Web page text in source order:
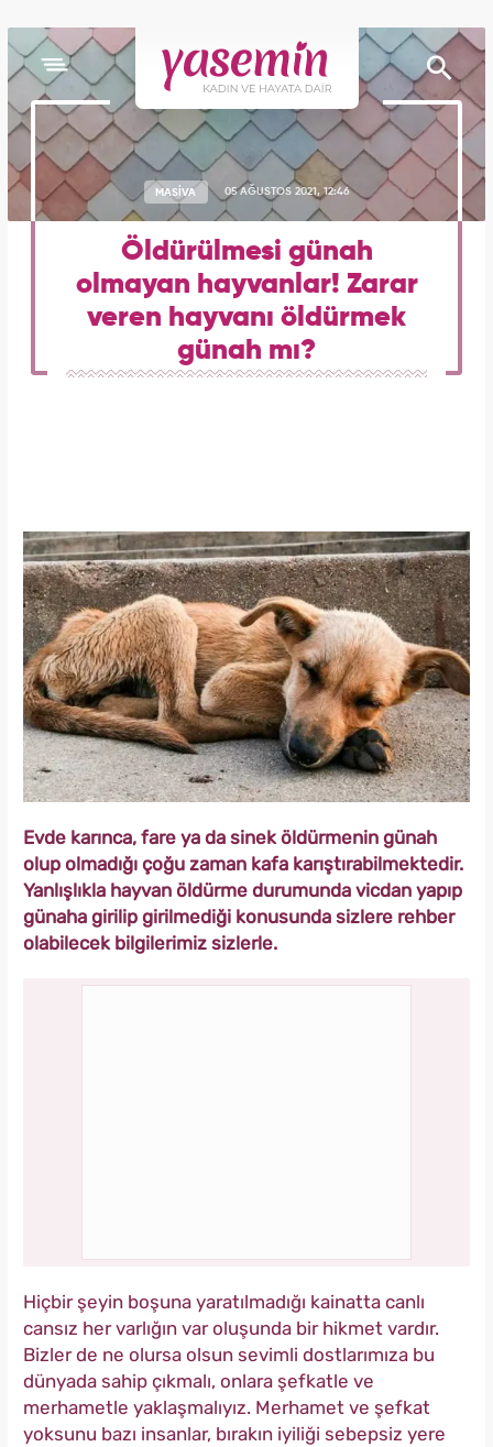
MASİVA 05 AĞUSTOS 2021, 12:46
Öldürülmesi günah
olmayan hayvanlar! Zarar
veren hayvanı öldürmek
günah mı?
Evde karınca, fare ya da sinek öldürmenin günah
olup olmadığı çoğu zaman kafa karıştırabilmektedir.
Yanlışlıkla hayvan öldürme durumunda vicdan yapıp
günaha girilip girilmediği konusunda sizlere rehber
olabilecek bilgilerimiz sizlerle.
Hiçbir şeyin boşuna yaratılmadığı kainatta canlı
cansız her varlığın var oluşunda bir hikmet vardır.
Bizler de ne olursa olsun sevimli dostlarımıza bu
dünyada sahip çıkmalı, onlara şefkatle ve
merhametle yaklaşmalıyız. Merhamet ve şefkat
yoksunu bazı insanlar, bırakın iyiliği sebepsiz yere